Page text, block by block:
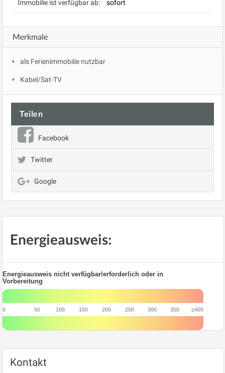
Immobilie ist verfügbar ab: sofort
Merkmale
als Ferienimmobilie nutzbar
Kabel/Sat-TV
Teilen
Facebook
Twitter
Google
Energieausweis:
Energieausweis nicht verfügbar/erforderlich oder in
Vorbereitung
0 50 100 150 200 250 300 350 ≥400
Kontakt